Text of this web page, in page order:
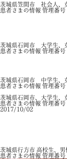
茨城県笠間市 社会人、
患者さまの情報 管理番
茨城県石岡市 大学生、
患者さまの情報 管理番
茨城県石岡市 中学生、
患者さまの情報 管理番
茨城県石岡市、大学生
患者さまの情報 管理番
2017/10/02
茨城県行方市 高校生、
患者さまの情報 管理番